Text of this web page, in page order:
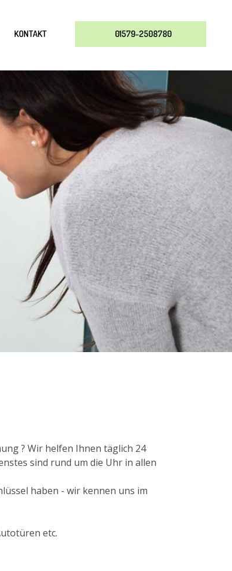
KONTAKT 01579-2508780
? Wir helfen Ihnen täglich 24
sind rund um die Uhr in allen
haben - wir kennen uns im
etc.